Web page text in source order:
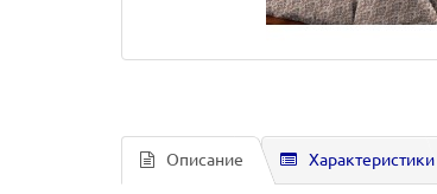
Описание Характеристики